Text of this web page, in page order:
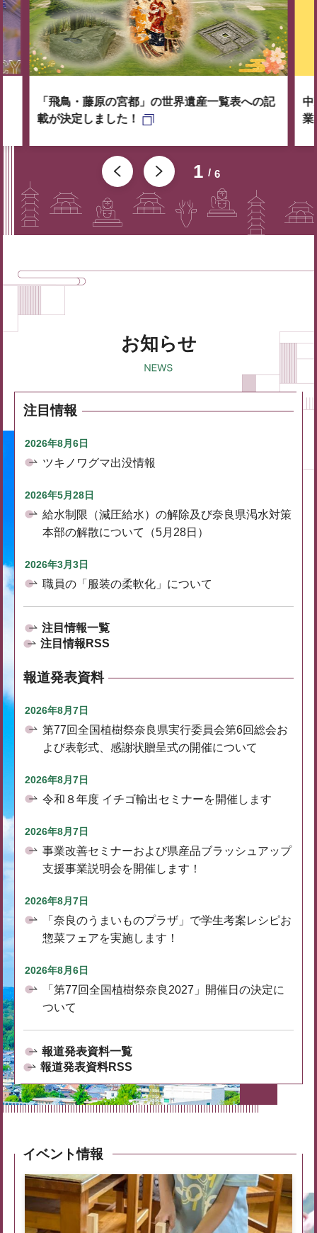
1 6
「飛鳥・藤原の宮都」の世界遺産一覧表への記
載が決定しました！
中
業
お知らせ
注目情報
2026年8月6日
ツキノワグマ出没情報
2026年5月28日
給水制限（減圧給水）の解除及び奈良県渇水対策
本部の解散について（5月28日）
2026年3月3日
職員の「服装の柔軟化」について
注目情報一覧
注目情報RSS
報道発表資料
2026年8月7日
第77回全国植樹祭奈良県実行委員会第6回総会お
よび表彰式、感謝状贈呈式の開催について
2026年8月7日
令和８年度 イチゴ輸出セミナーを開催します
2026年8月7日
事業改善セミナーおよび県産品ブラッシュアップ
支援事業説明会を開催します！
2026年8月7日
「奈良のうまいものプラザ」で学生考案レシピお
惣菜フェアを実施します！
2026年8月6日
「第77回全国植樹祭奈良2027」開催日の決定に
ついて
報道発表資料一覧
報道発表資料RSS
イベント情報